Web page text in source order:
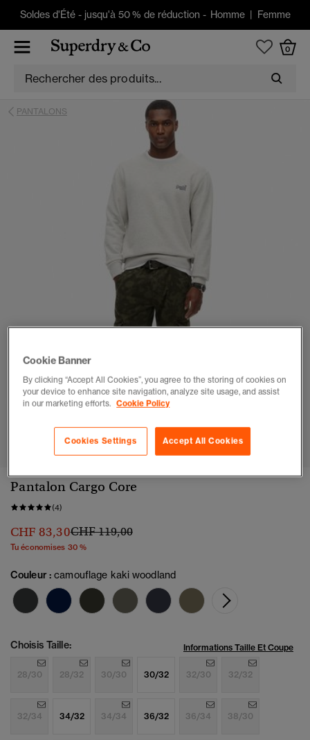
Soldes d'Été -jusqu'à 50 % de réduction - Homme| Femme
0
PANTALONS
1 2 3 4 5 6
Pantalon Cargo Core
(4)
CHF 83,30Prix réduit de
CHF 119,00à
Tu économises 30 %
Couleur :camouflage kaki woodland
Choisis Taille: Informations Taille Et Coupe
28/30 28/32 30/30 30/32 32/30 32/32
32/34 34/32 34/34 36/32 36/34 38/30
Cookie Banner
By clicking “Accept All Cookies”, you agree to the storing of cookies on
your device to enhance site navigation, analyze site usage, and assist
in our marketing efforts. Cookie Policy
Accept All Cookies
Cookies Settings